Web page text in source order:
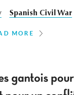
Spanish Civil War
MORE
gantois